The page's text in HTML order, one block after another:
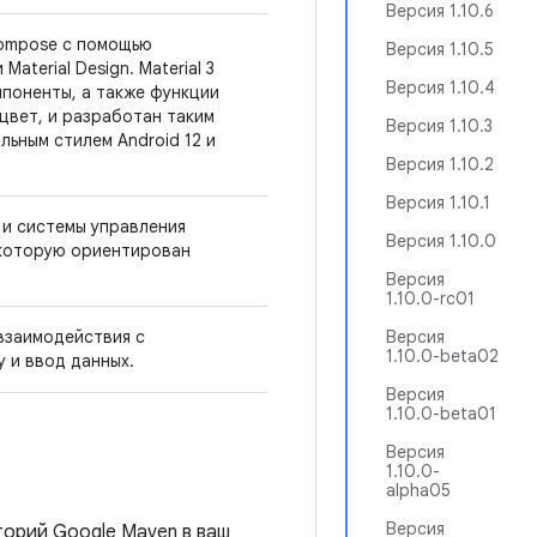
Версия 1.10.6
Версия 1.10.5
Версия 1.10.4
Версия 1.10.3
Версия 1.10.2
Версия 1.10.1
Версия 1.10.0
Версия
1.10.0-rc01
Версия
1.10.0-beta02
Версия
1.10.0-beta01
Версия
1.10.0-
alpha05
Версия
с помощью
Design. Material 3
а также функции
и разработан таким
стилем Android 12 и
системы управления
ориентирован
с
и ввод данных.
Google Maven в ваш